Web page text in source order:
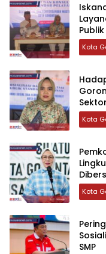
Publik
Kota
Sektor
Kota
Kota
SMP